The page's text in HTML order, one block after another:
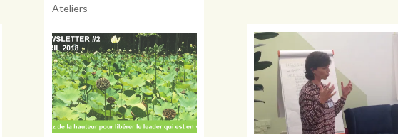
Ateliers